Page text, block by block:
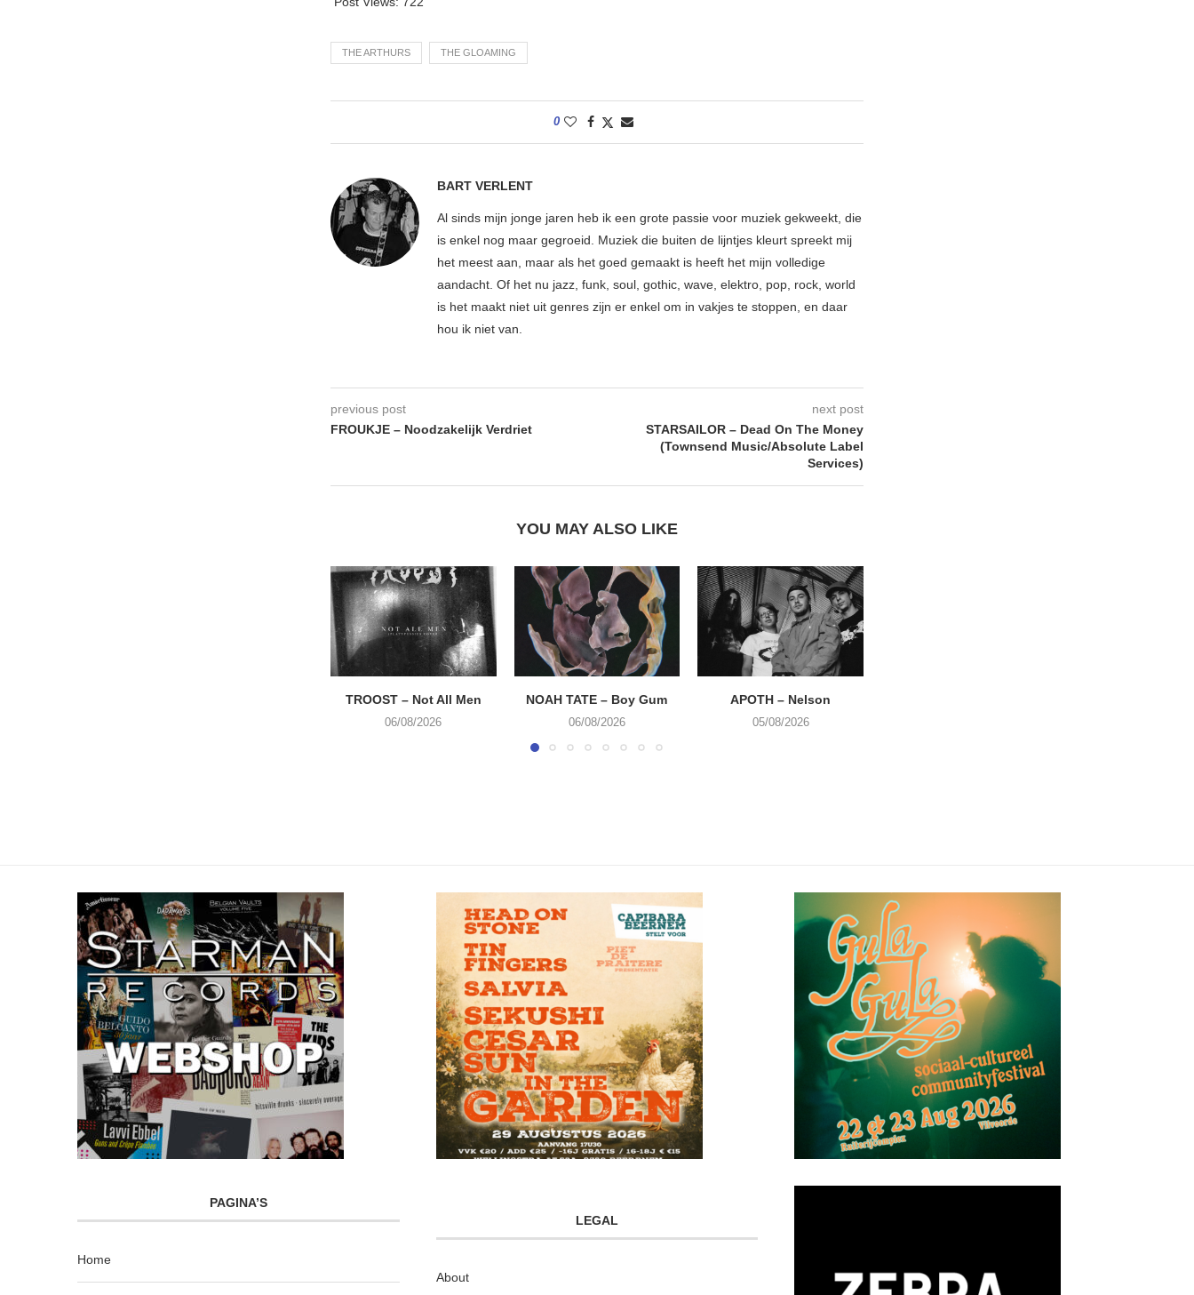
THE ARTHURS THE GLOAMING
0
BART VERLENT
Al sinds mijn jonge jaren heb ik een grote passie voor muziek gekweekt, die
is enkel nog maar gegroeid. Muziek die buiten de lijntjes kleurt spreekt mij
het meest aan, maar als het goed gemaakt is heeft het mijn volledige
aandacht. Of het nu jazz, funk, soul, gothic, wave, elektro, pop, rock, world
is het maakt niet uit genres zijn er enkel om in vakjes te stoppen, en daar
hou ik niet van.
previous post
FROUKJE – Noodzakelijk Verdriet
next post
STARSAILOR – Dead On The Money
(Townsend Music/Absolute Label
Services)
YOU MAY ALSO LIKE
TROOST – Not All Men
06/08/2026
NOAH TATE – Boy Gum
06/08/2026
APOTH – Nelson
05/08/2026
PAGINA’S
Home
LEGAL
About